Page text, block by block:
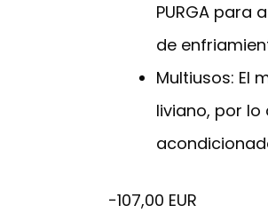
PURGA para
de
Multiusos: El
liviano, por
−107,00 EUR